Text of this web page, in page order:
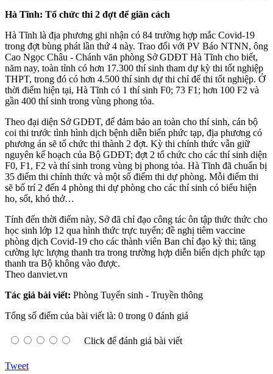
Hà Tĩnh: Tổ chức thi 2 đợt để giãn cách
Hà Tĩnh là địa phương ghi nhận có 84 trường hợp mắc Covid-19
trong đợt bùng phát lần thứ 4 này. Trao đổi với PV Báo NTNN, ông
Cao Ngọc Châu - Chánh văn phòng Sở GDĐT Hà Tĩnh cho biết,
năm nay, toàn tỉnh có hơn 17.300 thí sinh tham dự kỳ thi tốt nghiệp
THPT, trong đó có hơn 4.500 thí sinh dự thi chỉ để thi tốt nghiệp. Ở
thời điểm hiện tại, Hà Tĩnh có 1 thí sinh F0; 73 F1; hơn 100 F2 và
gần 400 thí sinh trong vùng phong tỏa.
Theo đại diện Sở GDĐT, để đảm bảo an toàn cho thí sinh, cán bộ
coi thi trước tình hình dịch bệnh diễn biến phức tạp, địa phương có
phương án sẽ tổ chức thi thành 2 đợt. Kỳ thi chính thức vẫn giữ
nguyên kế hoạch của Bộ GDĐT; đợt 2 tổ chức cho các thí sinh diện
F0, F1, F2 và thí sinh trong vùng bị phong tỏa. Hà Tĩnh đã chuẩn bị
35 điểm thi chính thức và một số điểm thi dự phòng. Mỗi điểm thi
sẽ bố trí 2 đến 4 phòng thi dự phòng cho các thí sinh có biểu hiện
ho, sốt, khó thở…
Tính đến thời điểm này, Sở đã chỉ đạo công tác ôn tập thức thức cho
học sinh lớp 12 qua hình thức trực tuyến; đề nghị tiêm vaccine
phòng dịch Covid-19 cho các thành viên Ban chỉ đạo kỳ thi; tăng
cường lực lượng thanh tra trong trường hợp diễn biến dịch phức tạp
thanh tra Bộ không vào được.
Theo danviet.vn
Tác giả bài viết: Phòng Tuyển sinh - Truyền thông
Tổng số điểm của bài viết là: 0 trong 0 đánh giá
Click để đánh giá bài viết
Tweet